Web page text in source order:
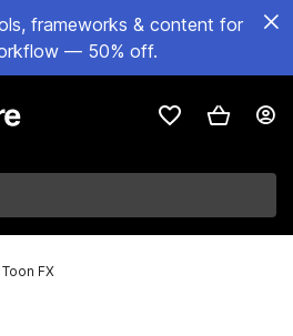
frameworks & content for
— 50% off.
FX